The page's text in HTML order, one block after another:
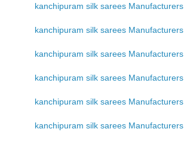
kanchipuram silk sarees Manufacturers
kanchipuram silk sarees Manufacturers
kanchipuram silk sarees Manufacturers
kanchipuram silk sarees Manufacturers
kanchipuram silk sarees Manufacturers
kanchipuram silk sarees Manufacturers